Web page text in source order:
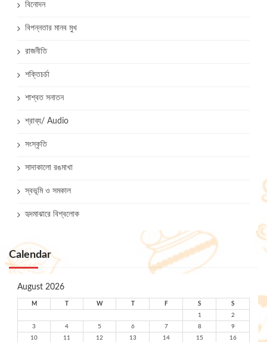
বিনোদন
বিপন্নতার মানব মুখ
রাজনীতি
শক্তিচর্চা
শাশ্বত সনাতন
শ্রাব্য/ Audio
সংস্কৃতি
সাদাকালো রঙমাখা
স্বভূমি ও সমকাল
হৃদমাঝারে বিশ্বলোক
Calendar
August 2026
M W F S
S
1
2
3
4 5 6 7 8
9
10
11 12 13 14 15
16